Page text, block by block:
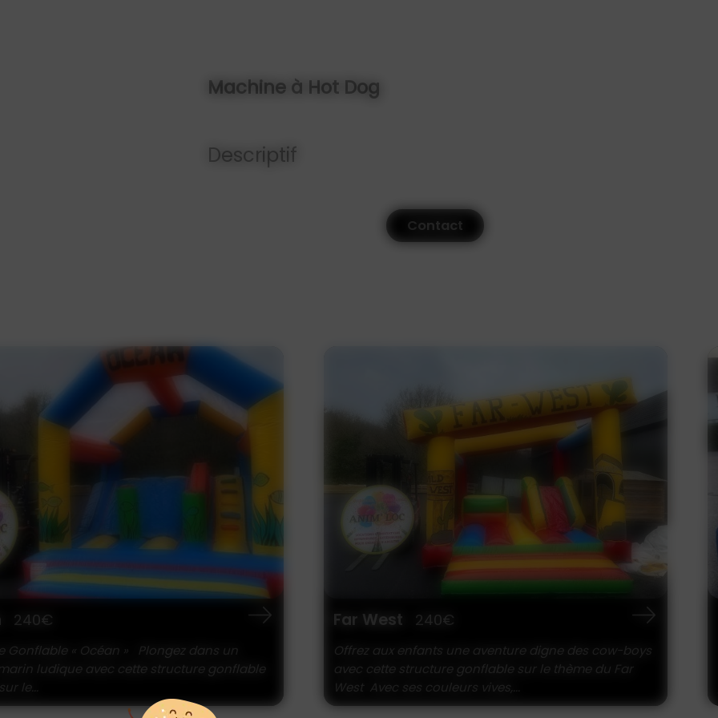
Machine à Hot Dog
Descriptif
Contact
240€
enfants une aventure digne des cow-boys
structure gonflable sur le thème du Far
ses couleurs vives,...
Peppa Pig 180€
Château gonflable Peppa Pig Un univers coloré et
ludique qui ravira les plus petits ! Ce château
gonflable sur le...